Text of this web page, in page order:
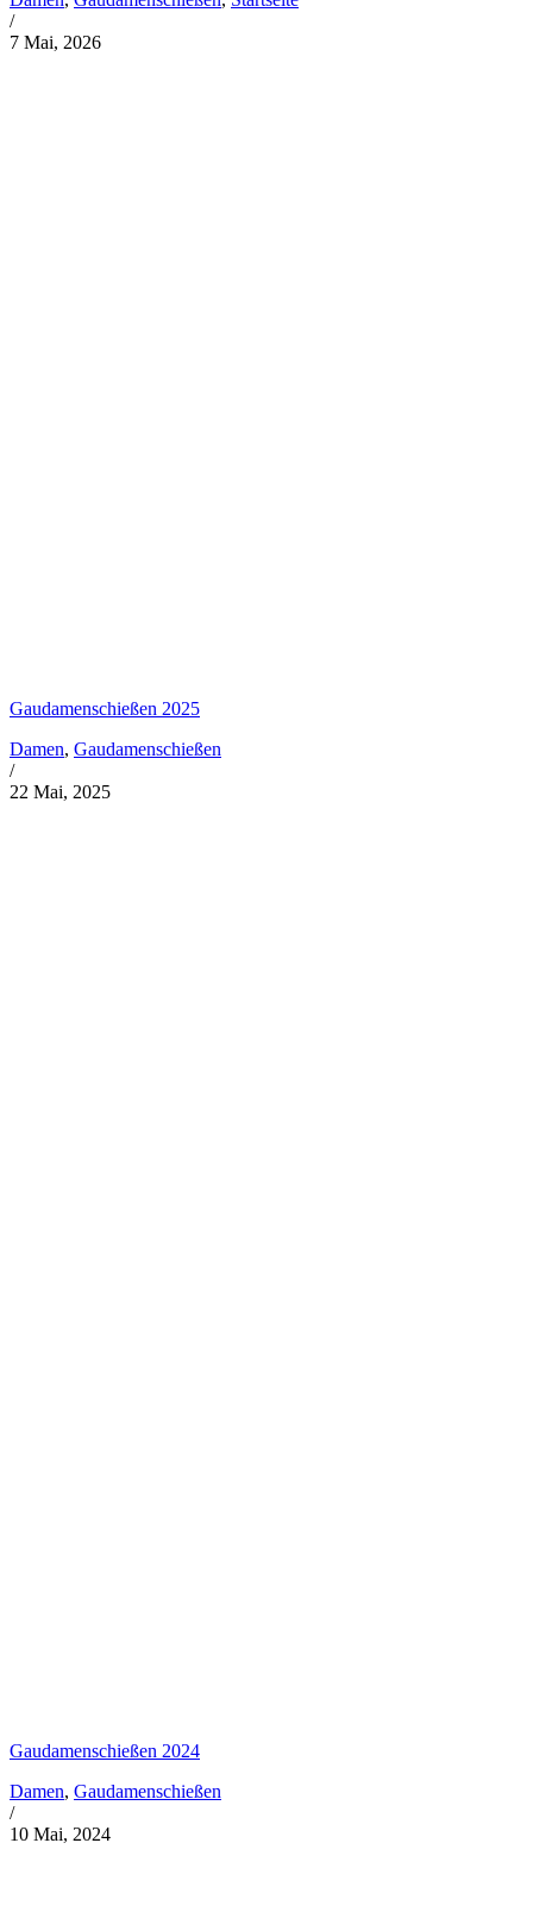
/
7 Mai, 2026
Gaudamenschießen 2025
Damen, Gaudamenschießen
/
22 Mai, 2025
Gaudamenschießen 2024
Damen, Gaudamenschießen
/
10 Mai, 2024